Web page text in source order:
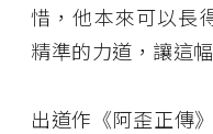
惜，他本來可以長
精準的力道，讓這
出道作《阿歪正傳